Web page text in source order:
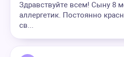
Здравствуйте всем! Сыну 8
аллергетик. Постоянно
св...